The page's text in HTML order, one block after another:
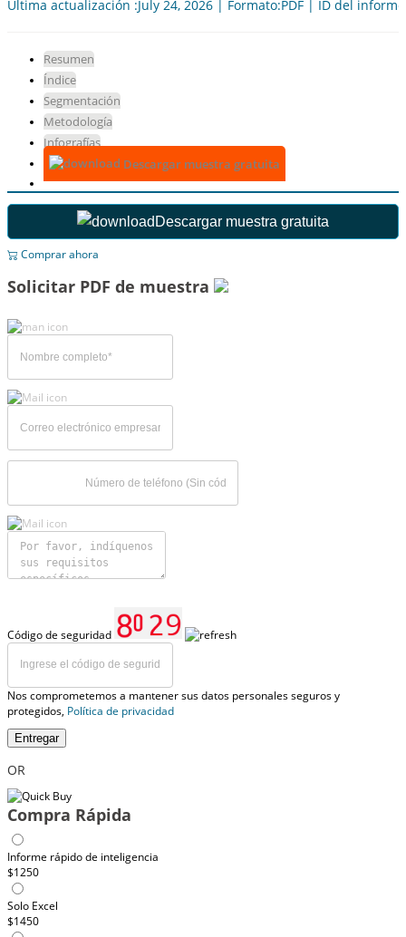
Última actualización :July 24, 2026 | Formato:PDF | ID del
Resumen
Índice
Segmentación
Metodología
Infografías
Descargar muestra gratuita
Descargar muestra gratuita
Comprar ahora
Solicitar PDF de muestra
Código de seguridad
Nos comprometemos a mantener sus datos personales seguros y
protegidos, Política de privacidad
Entregar
OR
Compra Rápida
Informe rápido de inteligencia
$1250
Solo Excel
$1450